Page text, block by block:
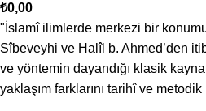
₺0,00
"İslamî ilimlerde merkezi bir
Sîbeveyhi ve Halîl b. Ahmed’den
ve yöntemin dayandığı klasik
yaklaşım farklarını tarihî ve